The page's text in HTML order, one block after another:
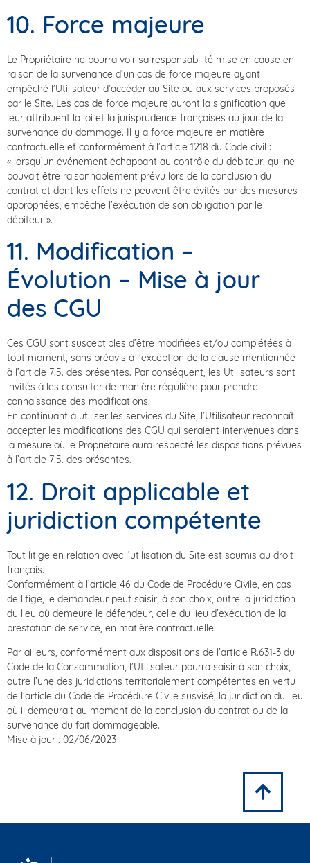
10. Force majeure
Le Propriétaire ne pourra voir sa responsabilité mise en cause en
raison de la survenance d’un cas de force majeure ayant
empêché l’Utilisateur d’accéder au Site ou aux services proposés
par le Site. Les cas de force majeure auront la signification que
leur attribuent la loi et la jurisprudence françaises au jour de la
survenance du dommage. Il y a force majeure en matière
contractuelle et conformément à l’article 1218 du Code civil :
« lorsqu’un événement échappant au contrôle du débiteur, qui ne
pouvait être raisonnablement prévu lors de la conclusion du
contrat et dont les effets ne peuvent être évités par des mesures
appropriées, empêche l’exécution de son obligation par le
débiteur ».
11. Modification –
Évolution – Mise à jour
des CGU
Ces CGU sont susceptibles d’être modifiées et/ou complétées à
tout moment, sans préavis à l’exception de la clause mentionnée
à l’article 7.5. des présentes. Par conséquent, les Utilisateurs sont
invités à les consulter de manière régulière pour prendre
connaissance des modifications.
En continuant à utiliser les services du Site, l’Utilisateur reconnaît
accepter les modifications des CGU qui seraient intervenues dans
la mesure où le Propriétaire aura respecté les dispositions prévues
à l’article 7.5. des présentes.
12. Droit applicable et
juridiction compétente
Tout litige en relation avec l’utilisation du Site est soumis au droit
français.
Conformément à l’article 46 du Code de Procédure Civile, en cas
de litige, le demandeur peut saisir, à son choix, outre la juridiction
du lieu où demeure le défendeur, celle du lieu d’exécution de la
prestation de service, en matière contractuelle.
Par ailleurs, conformément aux dispositions de l’article R.631-3 du
Code de la Consommation, l’Utilisateur pourra saisir à son choix,
outre l’une des juridictions territorialement compétentes en vertu
de l’article du Code de Procédure Civile susvisé, la juridiction du lieu
où il demeurait au moment de la conclusion du contrat ou de la
survenance du fait dommageable.
Mise à jour : 02/06/2023